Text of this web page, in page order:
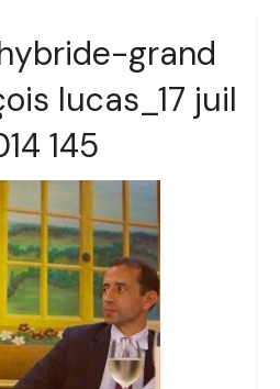
grand
lucas_17 juil
145